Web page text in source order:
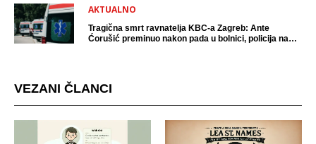
AKTUALNO
Tragična smrt ravnatelja KBC-a Zagreb: Ante
Ćorušić preminuo nakon pada u bolnici, policija na
VEZANI ČLANCI